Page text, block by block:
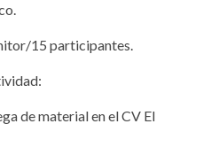
15 participantes.
de material en el CV El